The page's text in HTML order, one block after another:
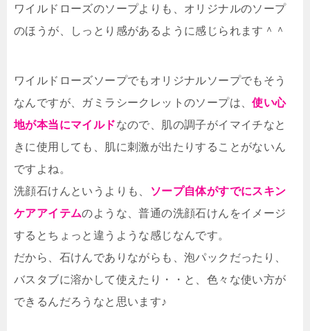
ワイルドローズのソープよりも、オリジナルのソープ
のほうが、しっとり感があるように感じられます＾＾
ワイルドローズソープでもオリジナルソープでもそう
なんですが、ガミラシークレットのソープは、使い心
地が本当にマイルドなので、肌の調子がイマイチなと
きに使用しても、肌に刺激が出たりすることがないん
ですよね。
洗顔石けんというよりも、
ソープ自体がすでにスキン
ケアアイテムのような、普通の洗顔石けんをイメージ
するとちょっと違うような感じなんです。
だから、石けんでありながらも、泡パックだったり、
バスタブに溶かして使えたり・・と、色々な使い方が
できるんだろうなと思います♪